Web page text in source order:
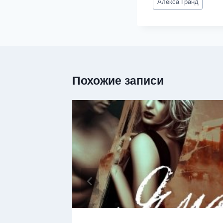
записи:
Алекса Гранд
Похожие записи